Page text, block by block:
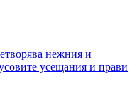
нежния и
усещания и прави